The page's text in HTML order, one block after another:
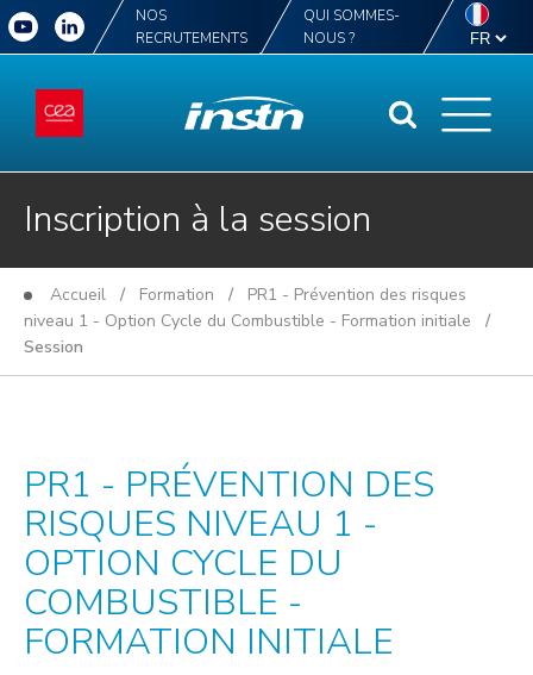
NOS
RECRUTEMENTS
QUI SOMMES-
NOUS ?
Inscription à la session
Accueil / Formation / PR1 - Prévention des risques
niveau 1 - Option Cycle du Combustible - Formation initiale /
Session
PR1 - PRÉVENTION DES
RISQUES NIVEAU 1 -
OPTION CYCLE DU
COMBUSTIBLE -
FORMATION INITIALE